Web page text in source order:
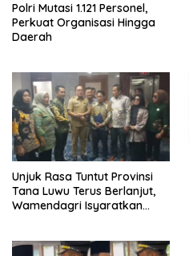
Polri Mutasi 1.121 Personel,
Perkuat Organisasi Hingga
Daerah
Unjuk Rasa Tuntut Provinsi
Tana Luwu Terus Berlanjut,
Wamendagri Isyaratkan